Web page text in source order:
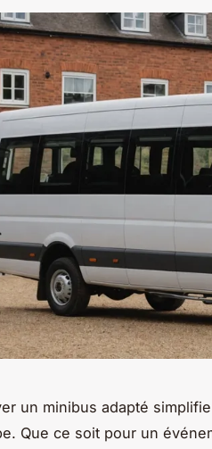
un minibus adapté
Que ce soit pour un